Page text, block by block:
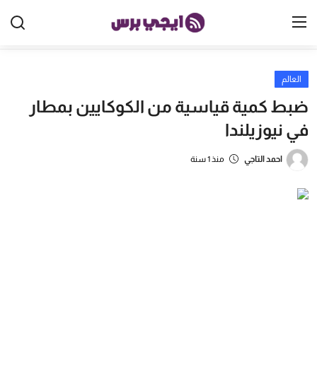
الرئيسية
الخليج
العالم
ضبط كمية قياسية من الكوكايين بمطار
في نيوزيلندا
احمد التاجي منذ 1 سنة